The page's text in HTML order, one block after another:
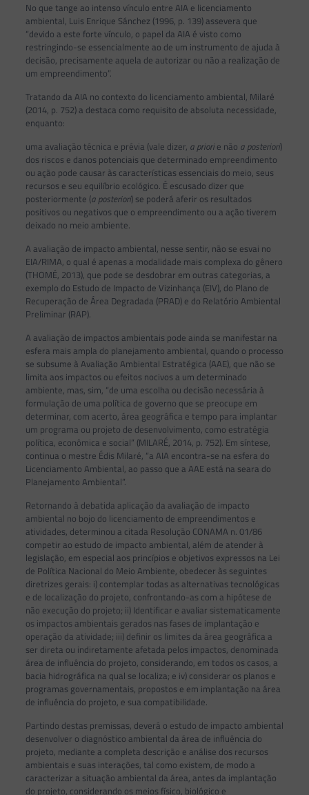
No que tange ao intenso vínculo entre AIA e licenciamento
ambiental, Luis Enrique Sánchez (1996, p. 139) assevera que
“devido a este forte vínculo, o papel da AIA é visto como
restringindo-se essencialmente ao de um instrumento de ajuda à
decisão, precisamente aquela de autorizar ou não a realização de
um empreendimento”.
Tratando da AIA no contexto do licenciamento ambiental, Milaré
(2014, p. 752) a destaca como requisito de absoluta necessidade,
enquanto:
uma avaliação técnica e prévia (vale dizer, a priorie não a posteriori)
dos riscos e danos potenciais que determinado empreendimento
ou ação pode causar às características essenciais do meio, seus
recursos e seu equilíbrio ecológico. É escusado dizer que
posteriormente (a posteriori) se poderá aferir os resultados
positivos ou negativos que o empreendimento ou a ação tiverem
deixado no meio ambiente.
A avaliação de impacto ambiental, nesse sentir, não se esvai no
EIA/RIMA, o qual é apenas a modalidade mais complexa do gênero
(THOMÉ, 2013), que pode se desdobrar em outras categorias, a
exemplo do Estudo de Impacto de Vizinhança (EIV), do Plano de
Recuperação de Área Degradada (PRAD) e do Relatório Ambiental
Preliminar (RAP).
A avaliação de impactos ambientais pode ainda se manifestar na
esfera mais ampla do planejamento ambiental, quando o processo
se subsume à Avaliação Ambiental Estratégica (AAE), que não se
limita aos impactos ou efeitos nocivos a um determinado
ambiente, mas, sim, “de uma escolha ou decisão necessária à
formulação de uma política de governo que se preocupe em
determinar, com acerto, área geográfica e tempo para implantar
um programa ou projeto de desenvolvimento, como estratégia
política, econômica e social” (MILARÉ, 2014, p. 752). Em síntese,
continua o mestre Édis Milaré, “a AIA encontra-se na esfera do
Licenciamento Ambiental, ao passo que a AAE está na seara do
Planejamento Ambiental”.
Retornando à debatida aplicação da avaliação de impacto
ambiental no bojo do licenciamento de empreendimentos e
atividades, determinou a citada Resolução CONAMA n. 01/86
competir ao estudo de impacto ambiental, além de atender à
legislação, em especial aos princípios e objetivos expressos na Lei
de Política Nacional do Meio Ambiente, obedecer às seguintes
diretrizes gerais: i) contemplar todas as alternativas tecnológicas
e de localização do projeto, confrontando-as com a hipótese de
não execução do projeto; ii) Identificar e avaliar sistematicamente
os impactos ambientais gerados nas fases de implantação e
operação da atividade; iii) definir os limites da área geográfica a
ser direta ou indiretamente afetada pelos impactos, denominada
área de influência do projeto, considerando, em todos os casos, a
bacia hidrográfica na qual se localiza; e iv) considerar os planos e
programas governamentais, propostos e em implantação na área
de influência do projeto, e sua compatibilidade.
Partindo destas premissas, deverá o estudo de impacto ambiental
desenvolver o diagnóstico ambiental da área de influência do
projeto, mediante a completa descrição e análise dos recursos
ambientais e suas interações, tal como existem, de modo a
caracterizar a situação ambiental da área, antes da implantação
do projeto, considerando os meios físico, biológico e